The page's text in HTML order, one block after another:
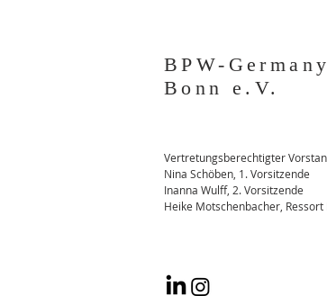
BPW-
Bonn e.V.
Vertretungsberechtigter
Nina Schöben, 1. Vorsitzende
Inanna Wulff, 2. Vorsitzende
Heike Motschenbacher, Ressort